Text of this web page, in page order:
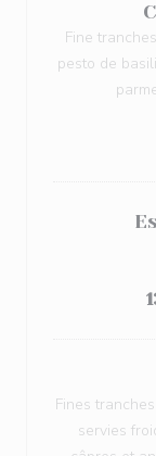
Fine
pesto de
Fines
servies